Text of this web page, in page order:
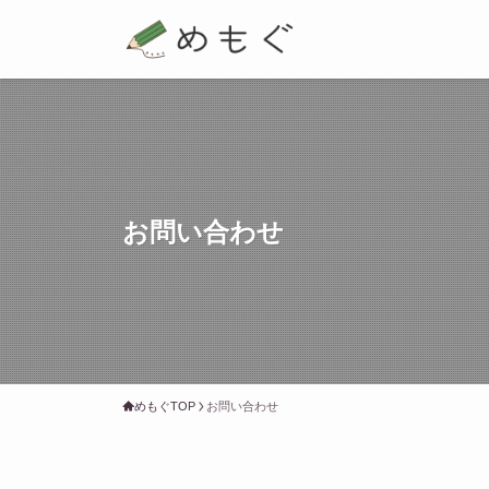
お問い合わせ
めもぐTOP お問い合わせ